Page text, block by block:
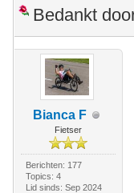
Bedankt
Bianca F
Fietser
Berichten: 177
Topics: 4
Lid sinds: Sep 2024